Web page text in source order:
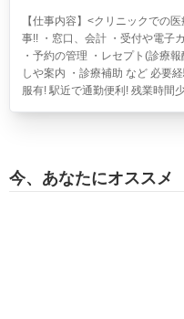
【仕事内容】<クリニックでの
事!! ・窓口、会計 ・受付や電子
・予約の管理 ・レセプト(診療
しや案内 ・診療補助 など 必要
服有! 駅近で通勤便利! 残業時間
今、あなたにオススメ